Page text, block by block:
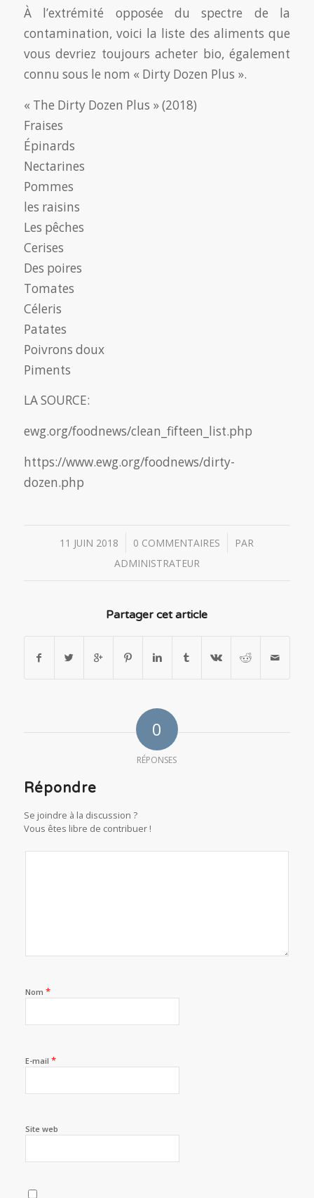
À l’extrémité opposée du spectre de la
contamination, voici la liste des aliments que
vous devriez toujours acheter bio, également
connu sous le nom « Dirty Dozen Plus ».
« The Dirty Dozen Plus » (2018)
Fraises
Épinards
Nectarines
Pommes
les raisins
Les pêches
Cerises
Des poires
Tomates
Céleris
Patates
Poivrons doux
Piments
LA SOURCE:
ewg.org/foodnews/clean_fifteen_list.php
https://www.ewg.org/foodnews/dirty-
dozen.php
11 JUIN 2018
/ 0 COMMENTAIRES
/
PAR
ADMINISTRATEUR
Partager cet article
0
RÉPONSES
Répondre
Se joindre à la discussion ?
Vous êtes libre de contribuer !
Nom *
E-mail *
Site web